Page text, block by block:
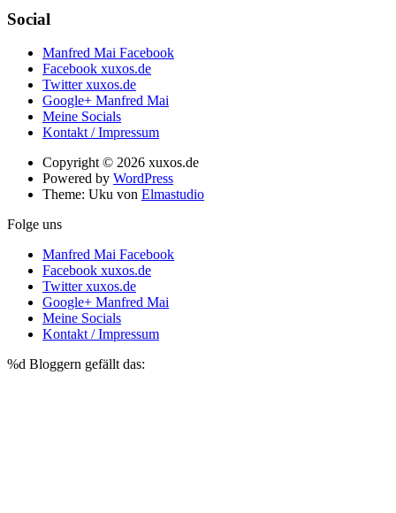
Social
Manfred Mai Facebook
Facebook xuxos.de
Twitter xuxos.de
Google+ Manfred Mai
Meine Socials
Kontakt / Impressum
Copyright © 2026 xuxos.de
Powered by WordPress
Theme: Uku von Elmastudio
Folge uns
Manfred Mai Facebook
Facebook xuxos.de
Twitter xuxos.de
Google+ Manfred Mai
Meine Socials
Kontakt / Impressum
%d Bloggern gefällt das: